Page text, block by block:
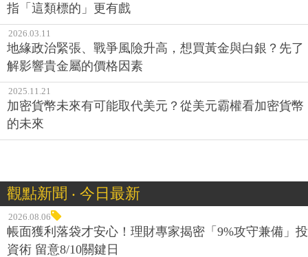
指「這類標的」更有戲
2026.03.11
地緣政治緊張、戰爭風險升高，想買黃金與白銀？先了
解影響貴金屬的價格因素
2025.11.21
加密貨幣未來有可能取代美元？從美元霸權看加密貨幣
的未來
觀點新聞 ‧ 今日最新
2026.08.06
帳面獲利落袋才安心！理財專家揭密「9%攻守兼備」投
資術 留意8/10關鍵日